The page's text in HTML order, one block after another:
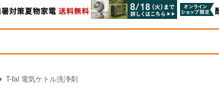
T-fal 電気ケトル洗浄剤